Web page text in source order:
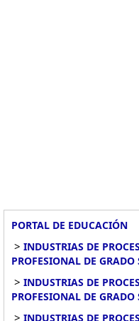
PORTAL DE EDUCACIÓN
> INDUSTRIAS DE
PROFESIONAL DE
> INDUSTRIAS DE
PROFESIONAL DE
> INDUSTRIAS DE